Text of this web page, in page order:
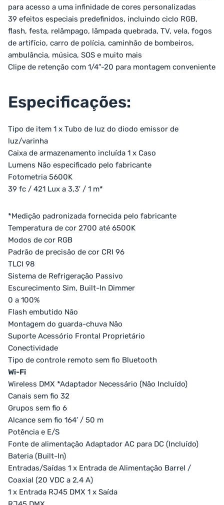
para acesso a uma infinidade de cores personalizadas
39 efeitos especiais predefinidos, incluindo ciclo RGB,
flash, festa, relâmpago, lâmpada quebrada, TV, vela, fogos
de artifício, carro de polícia, caminhão de bombeiros,
ambulância, música, SOS e muito mais
Clipe de retenção com 1/4″-20 para montagem conveniente
Especificações:
Tipo de item 1 x Tubo de luz do diodo emissor de
luz/varinha
Caixa de armazenamento incluída 1 x Caso
Lumens Não especificado pelo fabricante
Fotometria 5600K
39 fc / 421 Lux a 3,3′ / 1 m*
*Medição padronizada fornecida pelo fabricante
Temperatura de cor 2700 até 6500K
Modos de cor RGB
Padrão de precisão de cor CRI 96
TLCI 98
Sistema de Refrigeração Passivo
Escurecimento Sim, Built-In Dimmer
0 a 100%
Flash embutido Não
Montagem do guarda-chuva Não
Suporte Acessório Frontal Proprietário
Conectividade
Tipo de controle remoto sem fio Bluetooth
Wi-Fi
Wireless DMX *Adaptador Necessário (Não Incluído)
Canais sem fio 32
Grupos sem fio 6
Alcance sem fio 164′ / 50 m
Potência e E/S
Fonte de alimentação Adaptador AC para DC (Incluído)
Bateria (Built-In)
Entradas/Saídas 1 x Entrada de Alimentação Barrel /
Coaxial (20 VDC a 2,4 A)
1 x Entrada RJ45 DMX 1 x Saída